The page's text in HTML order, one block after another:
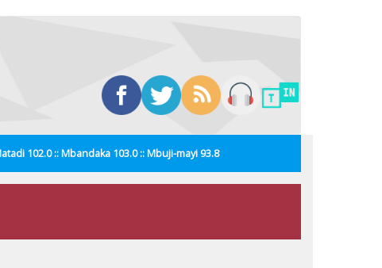
102.0 :: Mbandaka 103.0 :: Mbuji-mayi 93.8